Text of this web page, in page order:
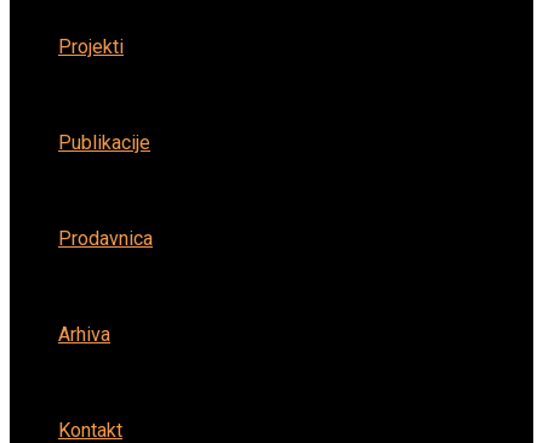
Projekti
Publikacije
Prodavnica
Arhiva
Kontakt